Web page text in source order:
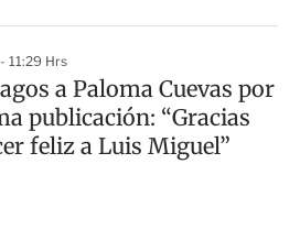
11:29 Hrs
a Paloma Cuevas por
publicación: “Gracias
feliz a Luis Miguel”